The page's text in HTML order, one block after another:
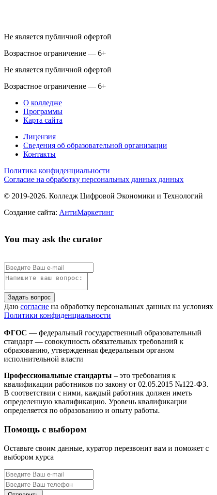
Не является публичной офертой
Возрастное ограничение — 6+
Не является публичной офертой
Возрастное ограничение — 6+
О колледже
Программы
Карта сайта
Лицензия
Сведения об образовательной организации
Контакты
Политика конфиденциальности
Согласие на обработку персональных данных данных
© 2019-2026. Колледж Цифровой Экономики и Технологий
Создание сайта: АнтиМаркетинг
You may ask the curator
Задать вопрос
Даю согласие на обработку персональных данных на условиях
Политики конфиденциальности
ФГОС — федеральный государственный образовательный
стандарт — совокупность обязательных требований к
образованию, утвержденная федеральным органом
исполнительной власти
Профессиональные стандарты – это требования к
квалификации работников по закону от 02.05.2015 №122-ФЗ.
В соответствии с ними, каждый работник должен иметь
определенную квалификацию. Уровень квалификации
определяется по образованию и опыту работы.
Помощь с выбором
Оставьте своим данные, куратор перезвонит вам и поможет с
выбором курса